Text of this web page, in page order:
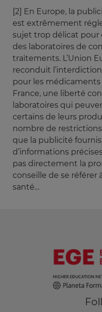
[2] En Europe, la
est extrêmement
sujet trop délicat pour
des laboratoires de
traitements. L’Union
reconduit
pour les
France, une liberté
laboratoires qui
certains de leurs
nombre de
que la publicité
d’informations
pas directement la
conseille de se référer
santé…